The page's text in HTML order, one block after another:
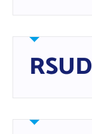
RSUD